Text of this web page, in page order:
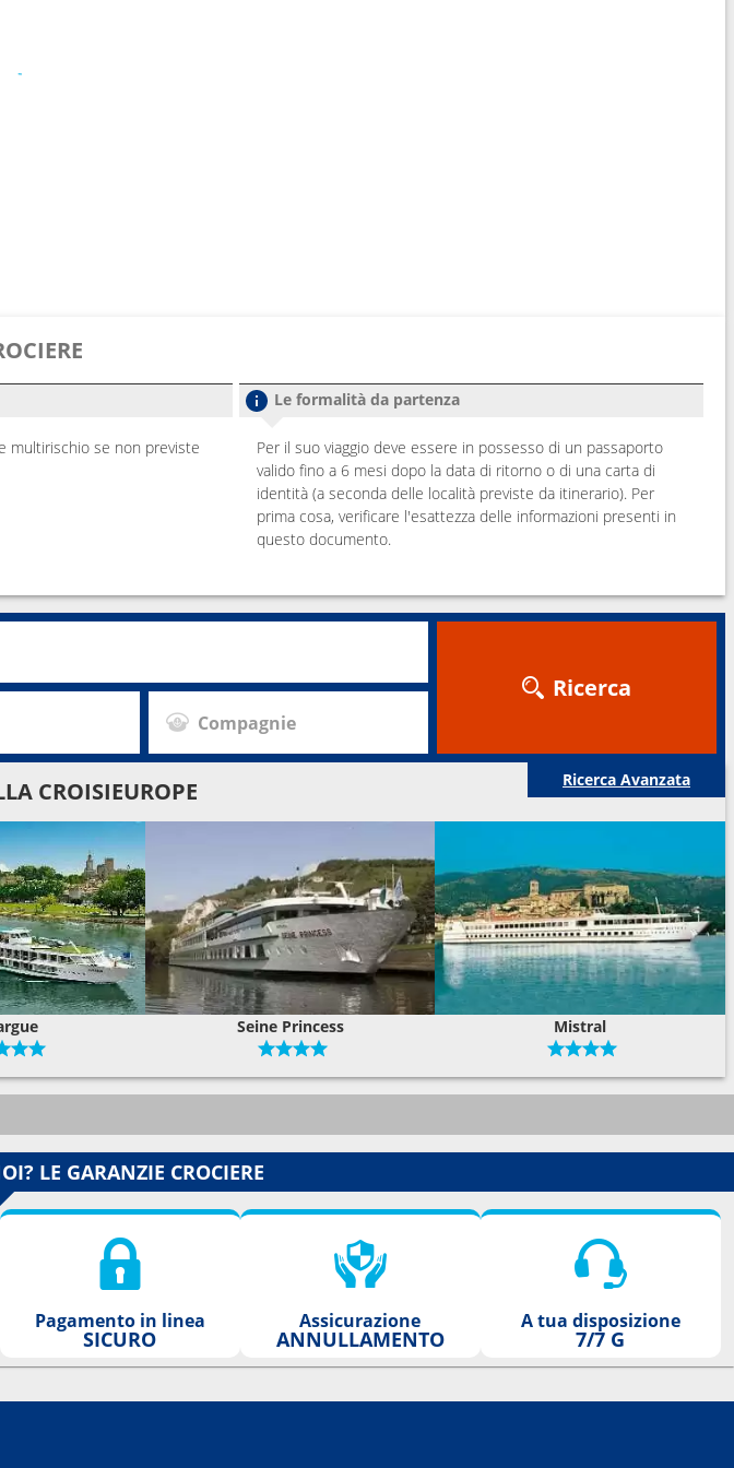
multirischio se non previste
Le formalità da partenza
Per il suo viaggio deve essere in possesso di un passaporto
valido fino a 6 mesi dopo la data di ritorno o di una carta di
identità (a seconda delle località previste da itinerario). Per
prima cosa, verificare l'esattezza delle informazioni presenti in
questo documento.
Compagnie
Ricerca
Ricerca Avanzata
CROISIEUROPE
Seine Princess Mistral
LE GARANZIE CROCIERE
Pagamento in linea
SICURO
Assicurazione
ANNULLAMENTO
A tua disposizione
7/7 G